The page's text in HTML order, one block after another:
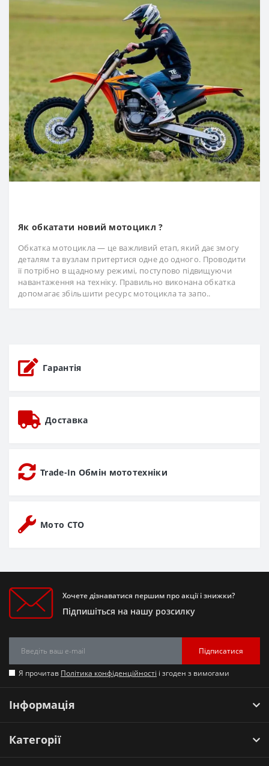
Як обкатати новий мотоцикл ?
Обкатка мотоцикла — це важливий етап, який дає змогу
деталям та вузлам притертися одне до одного. Проводити
її потрібно в щадному режимі, поступово підвищуючи
навантаження на техніку. Правильно виконана обкатка
допомагає збільшити ресурс мотоцикла та запо..
Гарантія
Доставка
Trade-In Обмін мототехніки
Мото СТО
Хочете дізнаватися першим про акції і знижки?
Підпишіться на нашу розсилку
Підписатися
Я прочитав Політика конфіденційності і згоден з вимогами
Інформація
Категорії